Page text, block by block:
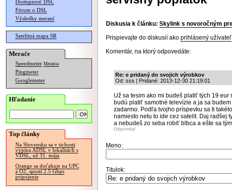
Dostupnosť DSL
Fórum o DSL
Výsledky meraní
Satelitná mapa SR
Merače
Speedmeter Merania
Pingmeter
Googlemeter
Hľadanie
Top články
Na Slovensku sa v tichosti
vypína ADSL v lokalitách s
VDSL, už 31. mája
Orange sa doťahuje na UPC
a O2, spustí 2.5 Gbps
pripojenie
Diskusia k článku: Skylink s novoročným
Prispievajte do diskusií ako prihlásený užívateľ
Komentár, na ktorý odpovedáte:
Re: e pridaný do svojich výrobkov
Od: sss | Pridané: 2013-12-30 21:19:01
Už sa tesim ako mi budeš platiť tých 19
budú platiť samotné televízie a ja sa
zadarmo. Podľa tvojho príspevku sa ti
namiesto netu to ide cez satelit. Daj radšej
a nebudeš zo seba robiť blbca a ešte sa
Odpovedať
Meno:
Titulok: